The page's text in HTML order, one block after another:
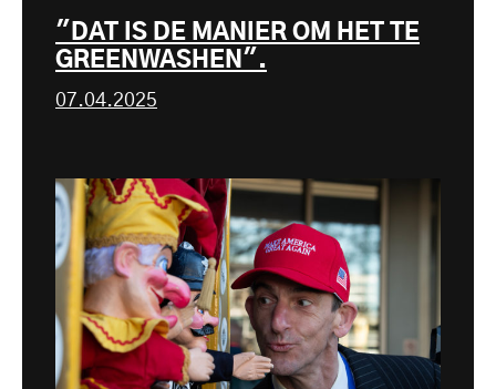
"DAT IS DE MANIER OM HET TE
GREENWASHEN".
07.04.2025